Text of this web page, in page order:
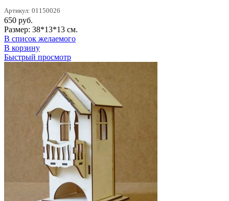
Артикул: 01150026
650 руб.
Размер: 38*13*13 см.
В список желаемого
В корзину
Быстрый просмотр